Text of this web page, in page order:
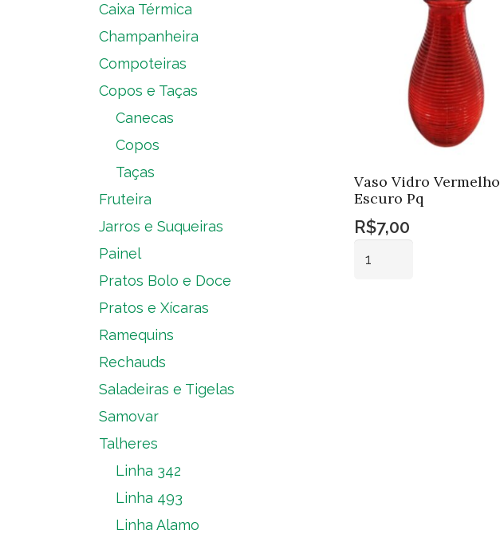
Vaso Vidro Vermelho
Escuro Pq
R$7,00
Caixa Térmica
Champanheira
Compoteiras
Copos e Taças
Canecas
Copos
Taças
Fruteira
Jarros e Suqueiras
Painel
Pratos Bolo e Doce
Pratos e Xícaras
Ramequins
Rechauds
Saladeiras e Tigelas
Samovar
Talheres
Linha 342
Linha 493
Linha Alamo